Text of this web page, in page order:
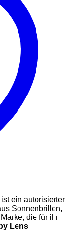
ist ein autorisierter
Sonnenbrillen,
die für ihr
Lens